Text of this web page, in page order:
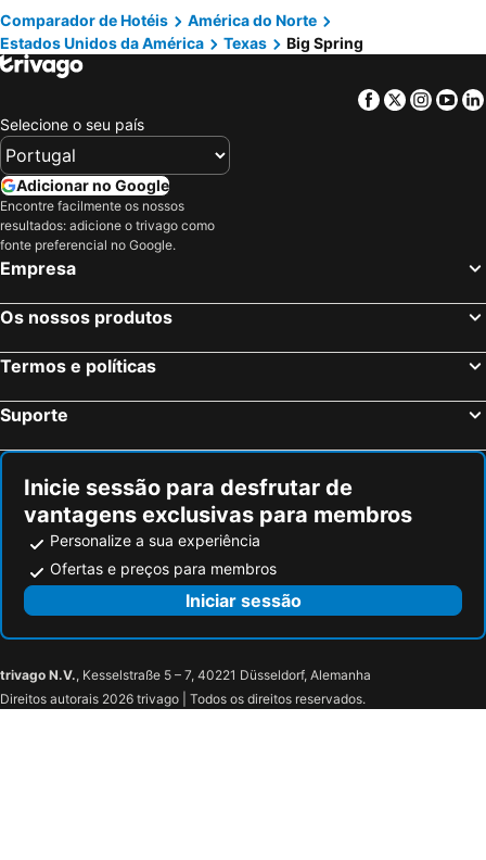
Comparador de Hotéis
América do Norte
Estados Unidos da América
Texas Big Spring
Facebook
Twitter
Selecione o seu país
Adicionar no Google
Encontre facilmente os nossos
resultados: adicione o trivago como
fonte preferencial no Google.
Empresa
Os nossos produtos
Termos e políticas
Suporte
Inicie sessão para desfrutar de
vantagens exclusivas para membros
Personalize a sua experiência
Ofertas e preços para membros
Iniciar sessão
trivago N.V., Kesselstraße 5 – 7, 40221 Düsseldorf, Alemanha
Direitos autorais 2026 trivago | Todos os direitos reservados.